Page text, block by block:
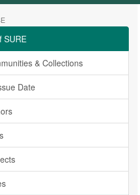
SURE
& Collections
Date